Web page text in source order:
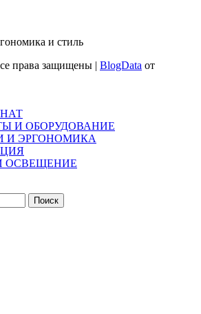
и стиль
права защищены | BlogData от
И ОБОРУДОВАНИЕ
И ЭРГОНОМИКА
ОСВЕЩЕНИЕ